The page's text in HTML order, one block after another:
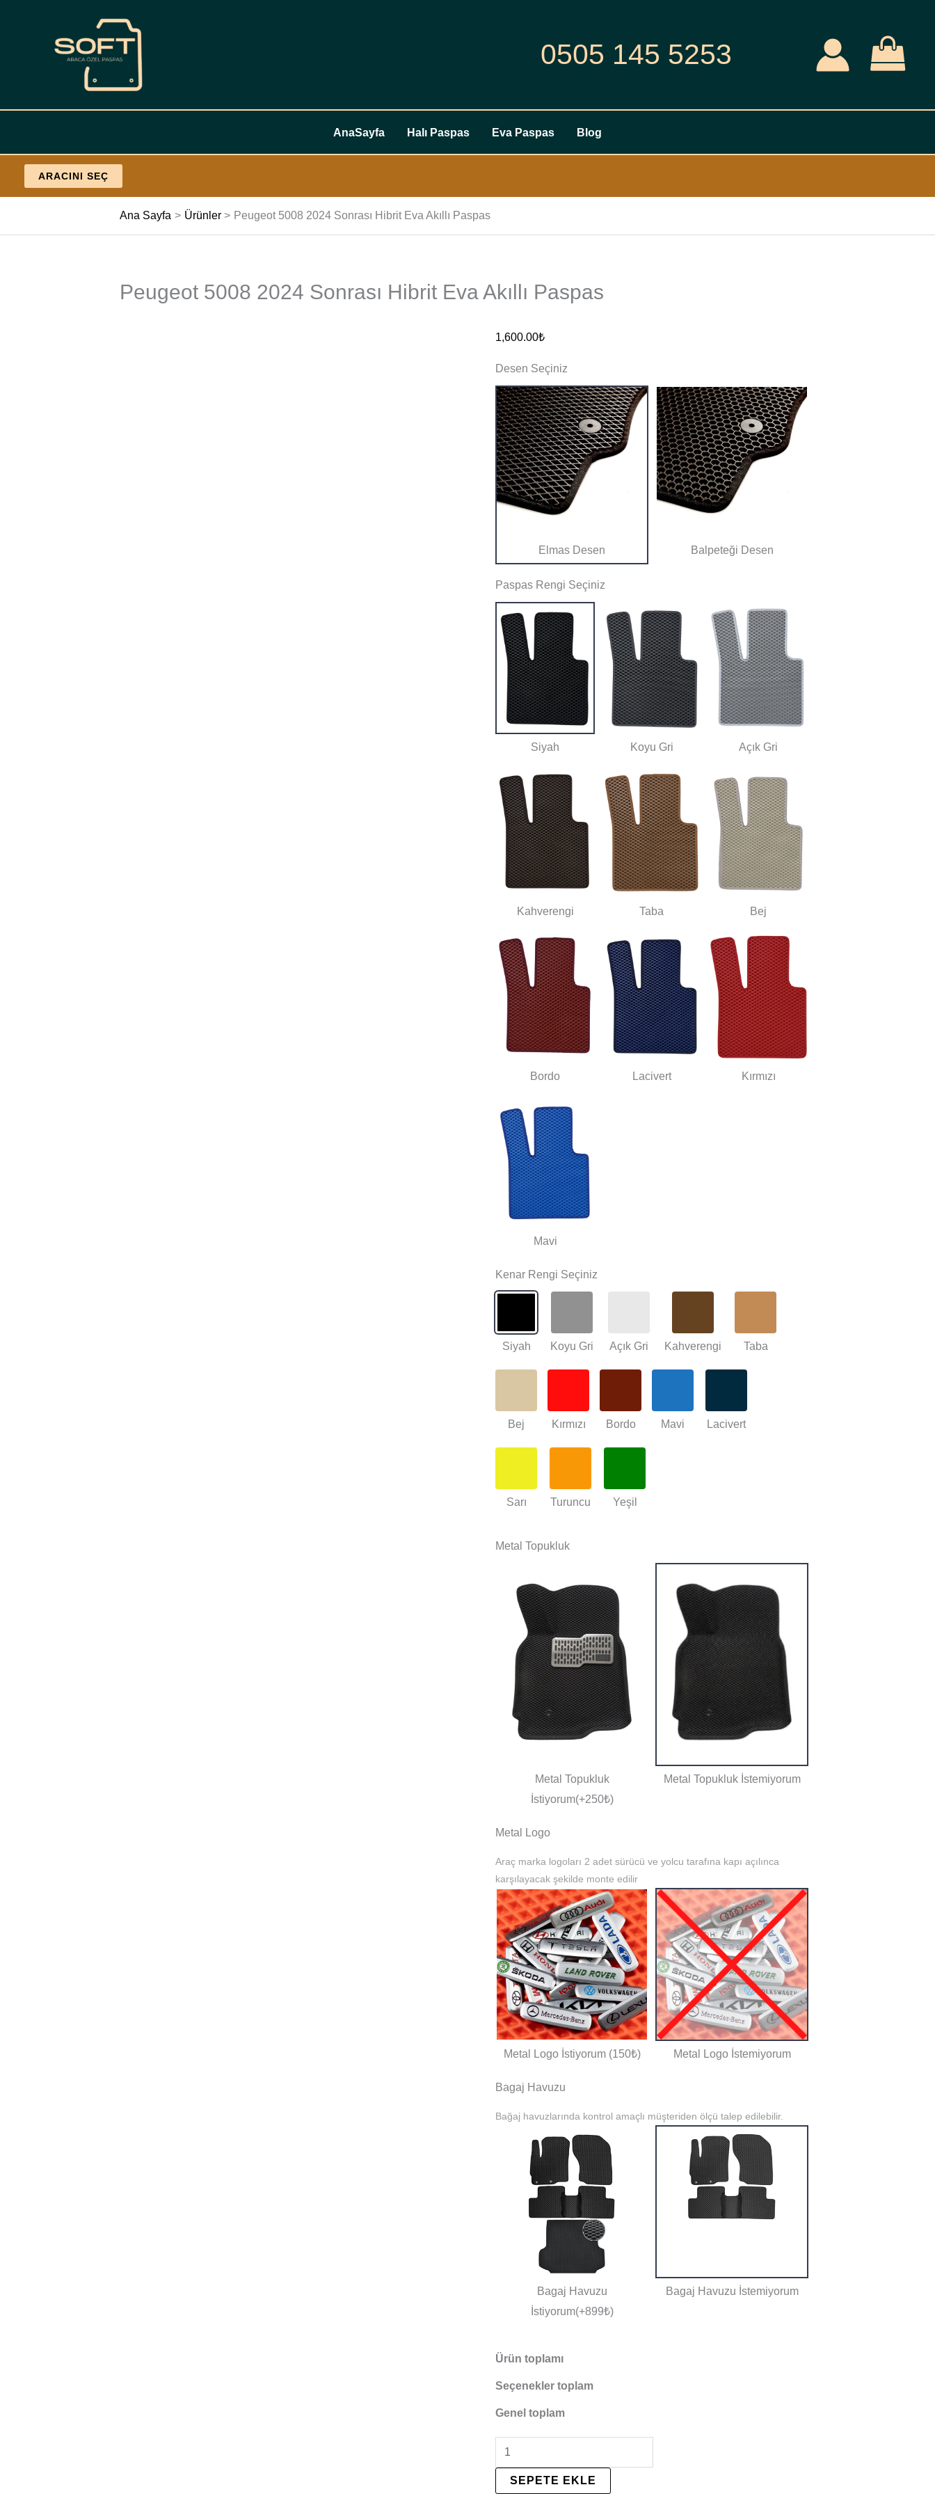
0505 145 5253
AnaSayfa Halı Paspas Eva Paspas Blog
ARACINI SEÇ
Ana Sayfa Ürünler Peugeot 5008 2024 Sonrası Hibrit Eva Akıllı Paspas
Peugeot 5008 2024 Sonrası Hibrit Eva Akıllı Paspas
1,600.00₺
Desen Seçiniz
Elmas Desen Balpeteği Desen
Paspas Rengi Seçiniz
Siyah Koyu Gri Açık Gri
Kahverengi Taba Bej
Bordo Lacivert Kırmızı
Mavi
Kenar Rengi Seçiniz
Siyah Koyu Gri Açık Gri Kahverengi Taba
Bej Kırmızı Bordo Mavi Lacivert
Sarı Turuncu Yeşil
Metal Topukluk
Metal Topukluk
İstiyorum(+250₺)
Metal Topukluk İstemiyorum
Metal Logo
Araç marka logoları 2 adet sürücü ve yolcu tarafına kapı açılınca
karşılayacak şekilde monte edilir
Metal Logo İstiyorum (150₺) Metal Logo İstemiyorum
Bagaj Havuzu
Bağaj havuzlarında kontrol amaçlı müşteriden ölçü talep edilebilir.
Bagaj Havuzu
İstiyorum(+899₺)
Bagaj Havuzu İstemiyorum
Ürün toplamı
Seçenekler toplam
Genel toplam
Peugeot
Hibrit
Eva
Akıllı
Paspas
adet
SEPETE EKLE